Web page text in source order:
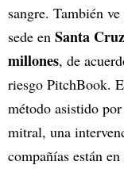
sangre. También
sede en Santa
millones, de
riesgo PitchBook.
método asistido
mitral, una
compañías están